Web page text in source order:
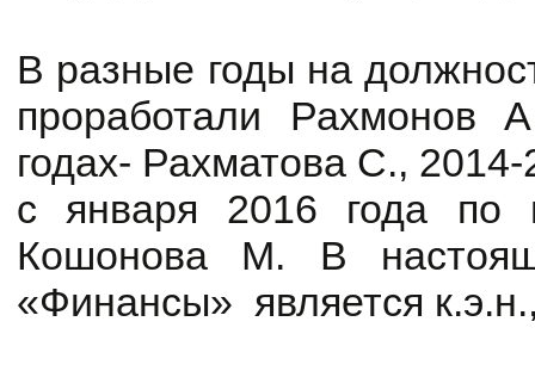
В разные годы на
проработали Рахмонов
годах- Рахматова С.,
с января 2016 года по
Кошонова М. В
«Финансы» является